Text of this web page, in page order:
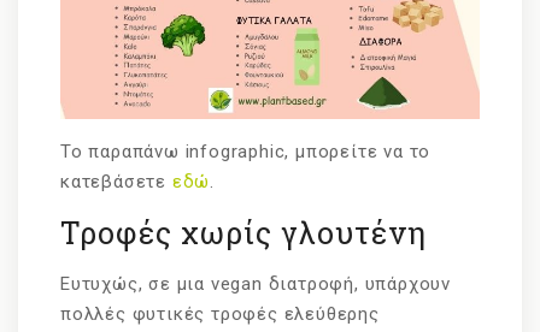
Το παραπάνω infographic, μπορείτε να το
κατεβάσετε εδώ.
Τροφές χωρίς γλουτένη
Ευτυχώς, σε μια vegan διατροφή, υπάρχουν
πολλές φυτικές τροφές ελεύθερης